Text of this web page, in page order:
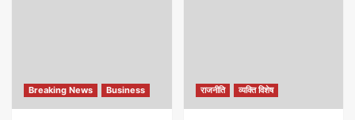
Breaking News Business राजनीति व्यक्ति विशेष